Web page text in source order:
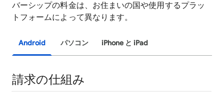
バーシップの料金は、お住まいの国や使用するプラッ
トフォームによって異なります。
Android パソコン iPhone と iPad
請求の仕組み